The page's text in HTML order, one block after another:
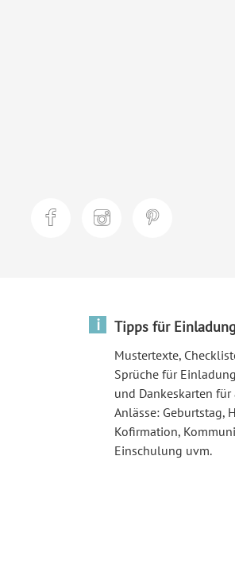
i Tipps für
Mustertexte,
Sprüche für
und Dankeskarten
Anlässe: Geburtstag,
Kofirmation,
Einschulung uvm.